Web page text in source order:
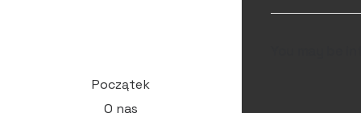
Początek
O nas